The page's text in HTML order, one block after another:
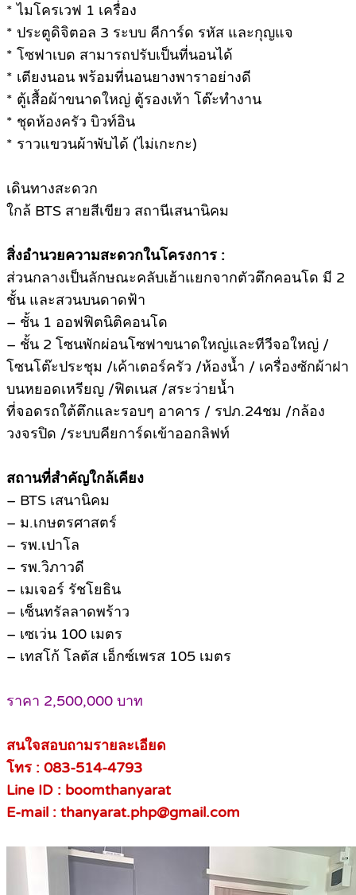
* ไมโครเวฟ 1 เครื่อง
* ประตูดิจิตอล 3 ระบบ คีการ์ด รหัส และกุญแจ
* โซฟาเบด สามารถปรับเป็นที่นอนได้
* เตียงนอน พร้อมที่นอนยางพาราอย่างดี
* ตู้เสื้อผ้าขนาดใหญ่ ตู้รองเท้า โต๊ะทำงาน
* ชุดห้องครัว บิวท์อิน
* ราวแขวนผ้าพับได้ (ไม่เกะกะ)
เดินทางสะดวก
ใกล้ BTS สายสีเขียว สถานีเสนานิคม
สิ่งอำนวยความสะดวกในโครงการ :
ส่วนกลางเป็นลักษณะคลับเฮ้าแยกจากตัวตึกคอนโด มี 2
ชั้น และสวนบนดาดฟ้า
– ชั้น 1 ออฟฟิตนิติคอนโด
– ชั้น 2 โซนพักผ่อนโซฟาขนาดใหญ่และทีวีจอใหญ่ /
โซนโต๊ะประชุม /เค้าเตอร์ครัว /ห้องน้ำ / เครื่องซักผ้าฝา
บนหยอดเหรียญ /ฟิตเนส /สระว่ายน้ำ
ที่จอดรถใต้ตึกและรอบๆ อาคาร / รปภ.24ชม /กล้อง
วงจรปิด /ระบบคียการ์ดเข้าออกลิฟท์
สถานที่สำคัญใกล้เคียง
– BTS เสนานิคม
– ม.เกษตรศาสตร์
– รพ.เปาโล
– รพ.วิภาวดี
– เมเจอร์ รัชโยธิน
– เซ็นทรัลลาดพร้าว
– เซเว่น 100 เมตร
– เทสโก้ โลตัส เอ็กซ์เพรส 105 เมตร
ราคา 2,500,000 บาท
สนใจสอบถามรายละเอียด
โทร : 083-514-4793
Line ID : boomthanyarat
E-mail : thanyarat.php@gmail.com